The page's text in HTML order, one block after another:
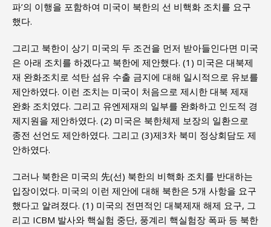
파’의 이행을 포함하여 미국이 북한의 선 비핵화 조치를 요구
했다.
그리고 북한이 상기 미국의 두 조건을 먼저 받아들인다면 미국
은 아래 조치를 하겠다고 북한에 제안했다. (1) 미국은 대북제
재 완화조치로 석탄 섬유 수출 금지에 대해 일시적으로 유보를
제안하였다. 이런 조치는 미국이 처음으로 제시한 대북 제재
완화 조치였다. 그리고 유엔제재의 일부를 완화하고 인도적 경
제지원을 제안하였다. (2) 미국은 북한체제 보장의 일환으로
종전 선언도 제안하였다. 그리고 (3)제3차 북미 정상회담도 제
안하였다.
그러나 북한은 미국의 先(선) 북한의 비핵화 조치를 반대하는
입장이었다. 미국의 이런 제안에 대해 북한은 5개 사항을 요구
했다고 알려졌다. (1) 미국의 전면적인 대북제재 해제 요구, 그
리고 ICBM 발사와 핵실험 중단, 풍계리 핵실험장 폭파 등 북한